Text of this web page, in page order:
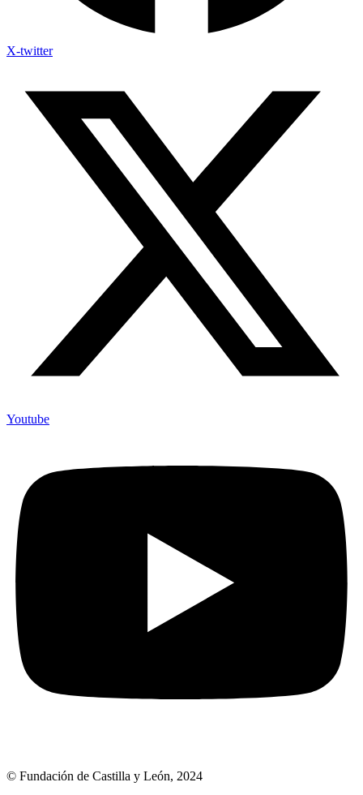
X-twitter
Youtube
© Fundación de Castilla y León, 2024